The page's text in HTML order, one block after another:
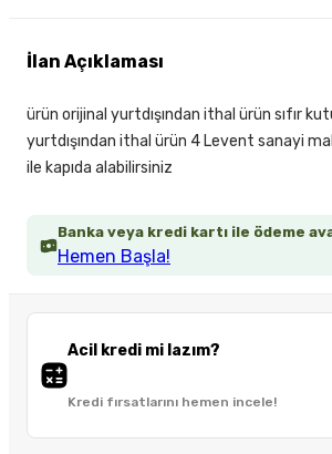
Banka veya kredi kartı ile ödeme
Hemen Başla!
Acil kredi mi lazım?
Kredi fırsatlarını hemen incele!
İlan Açıklaması
ürün orijinal yurtdışından ithal ürün sıfır
yurtdışından ithal ürün 4 Levent sanayi
ile kapıda alabilirsiniz